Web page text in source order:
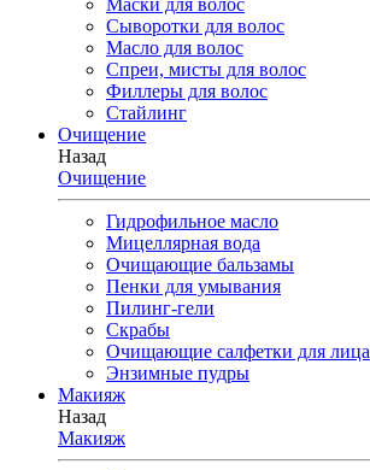
Маски для волос
Сыворотки для волос
Масло для волос
Спреи, мисты для волос
Филлеры для волос
Стайлинг
Очищение
Назад
Очищение
Гидрофильное масло
Мицеллярная вода
Очищающие бальзамы
Пенки для умывания
Пилинг-гели
Скрабы
Очищающие салфетки для лица
Энзимные пудры
Макияж
Назад
Макияж